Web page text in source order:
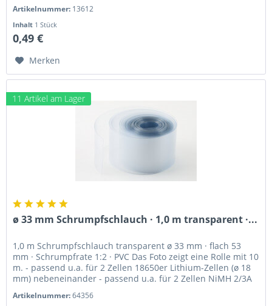
Artikelnummer: 13612
Inhalt 1 Stück
0,49 €
Merken
11 Artikel am Lager
ø 33 mm Schrumpfschlauch · 1,0 m transparent ·...
1,0 m Schrumpfschlauch transparent ø 33 mm · flach 53
mm · Schrumpfrate 1:2 · PVC Das Foto zeigt eine Rolle mit 10
m. - passend u.a. für 2 Zellen 18650er Lithium-Zellen (ø 18
mm) nebeneinander - passend u.a. für 2 Zellen NiMH 2/3A
Artikelnummer:64356